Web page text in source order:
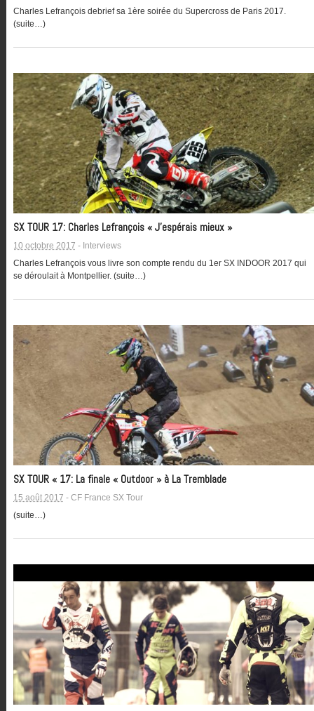
Charles Lefrançois debrief sa 1ère soirée du Supercross de Paris 2017.
(suite…)
SX TOUR 17: Charles Lefrançois « J’espérais mieux »
10 octobre 2017 - Interviews
Charles Lefrançois vous livre son compte rendu du 1er SX INDOOR 2017 qui
se déroulait à Montpellier. (suite…)
SX TOUR « 17: La finale « Outdoor » à La Tremblade
15 août 2017 - CF France SX Tour
(suite…)